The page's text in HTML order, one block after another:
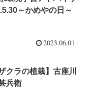
～かめやの日～
2023.06.01
クラの植栽】古座川
兵衛